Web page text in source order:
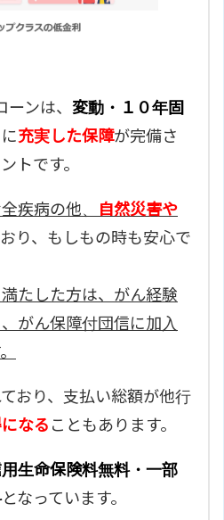
ンは、 変動・１０年固
充実した保障が完備さ
トです。
疾病の他、
自然災害や
おり、もしもの時も安心で
たした方は、がん経験
がん保障付団信に加入
おり、支払い総額が他行
なる こともあります。
生命保険料無料・一部
となっています。